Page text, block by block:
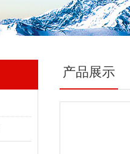
产品展示